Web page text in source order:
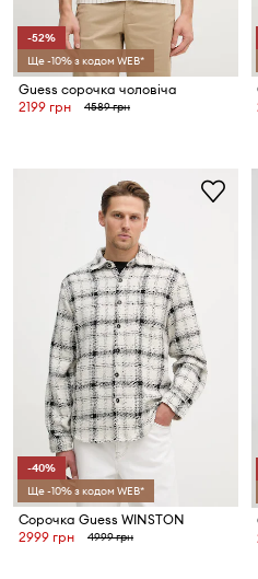
-52%
Ще -10% з кодом WEB*
Guess сорочка чоловіча
2199 грн
4589 грн
-40%
Ще -10% з кодом WEB*
Сорочка Guess WINSTON
2999 грн
4999 грн